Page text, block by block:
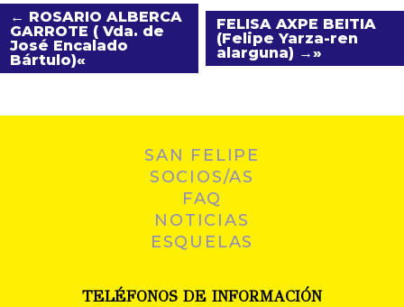
← ROSARIO ALBERCA
GARROTE ( Vda. de
José Encalado
Bártulo)
FELISA AXPE BEITIA
(Felipe Yarza-ren
alarguna) →
SAN FELIPE
SOCIOS/AS
FAQ
NOTICIAS
ESQUELAS
TELÉFONOS DE INFORMACIÓN